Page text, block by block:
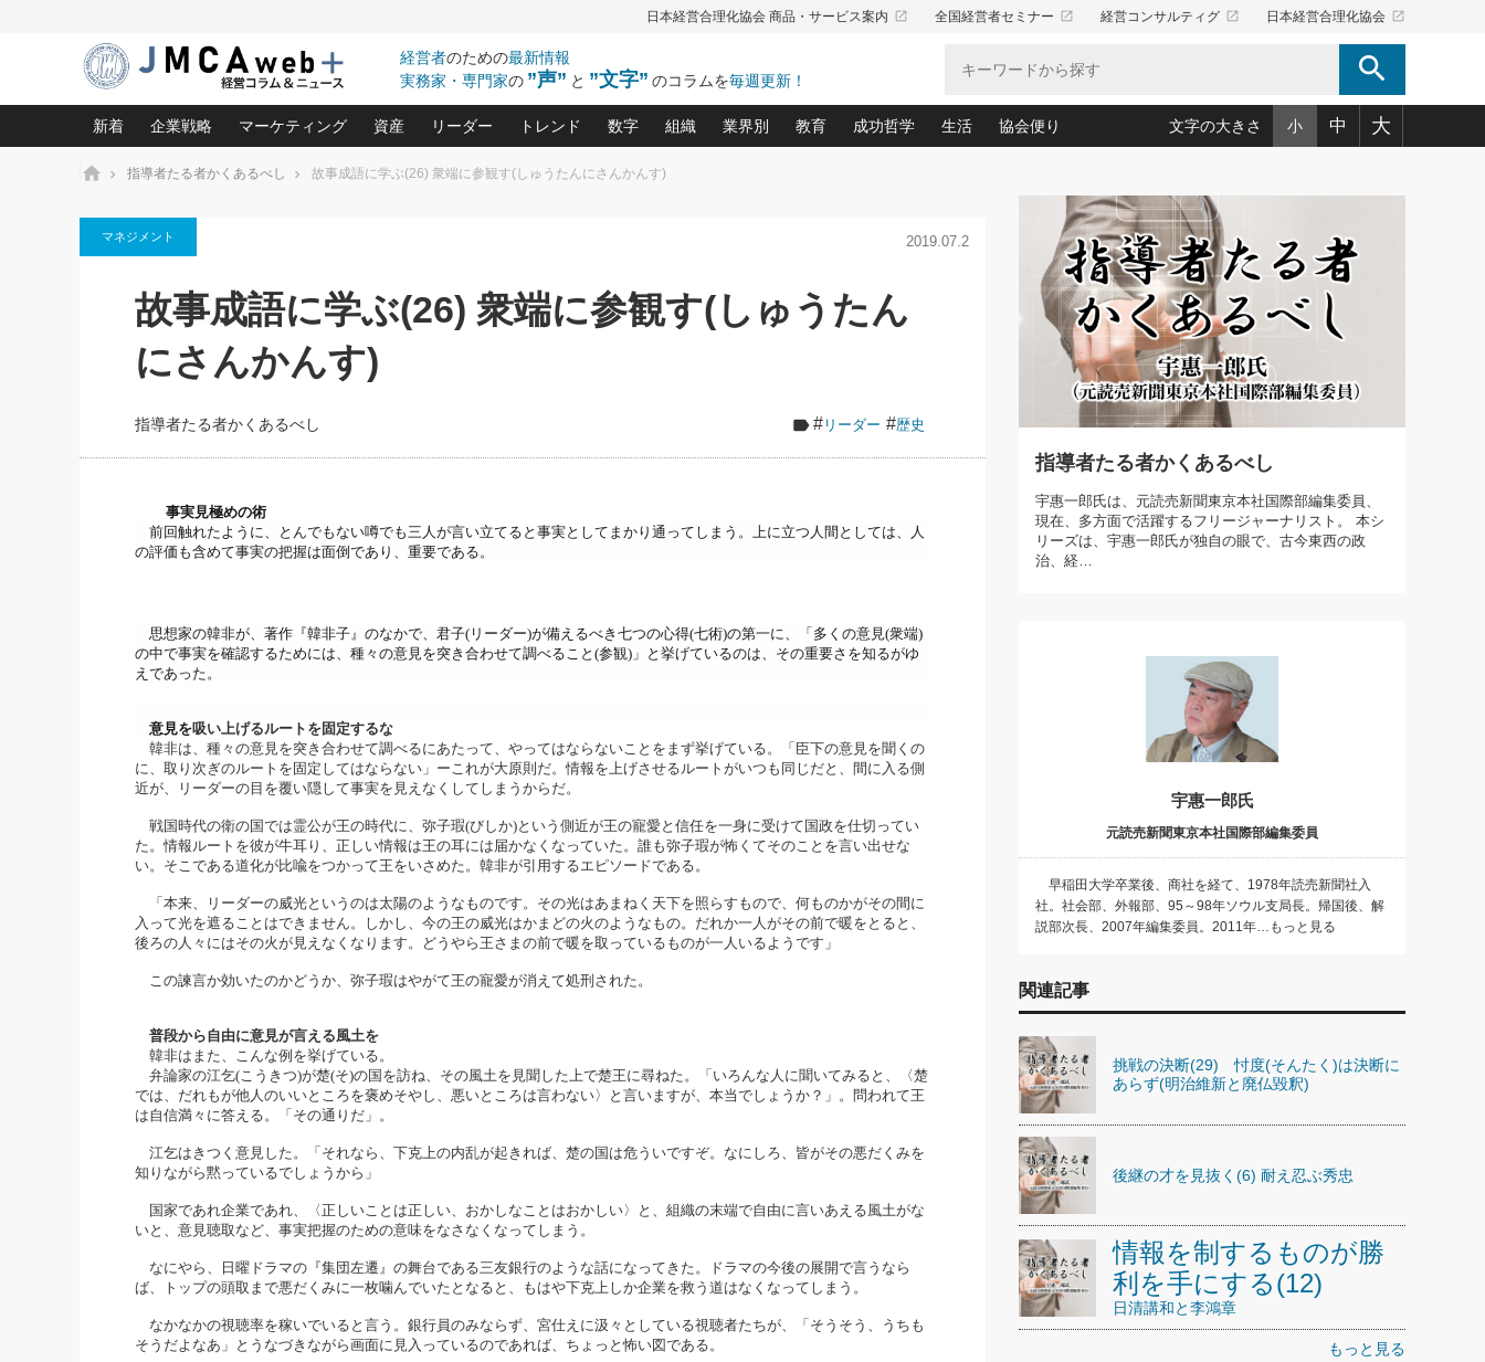
日本経営合理化協会 商品・サービス案内 launch 全国経営者セミナー launch 経営コンサルティグ launch 日本経営合理化協会 launch
経営者のための最新情報
実務家・専門家の ”声” と ”文字” のコラムを毎週更新！ search
新着
2026.08.7
利を勧めてきます！やはり固定
がよいのでしょうか！
2026.08.7
う間にグローバル成長企業に」
FOOD & LIFE COMPANIES
日号）
2026.08.5 2026.08.5
第86回 「言葉狩り」
もっとみる
企業戦略
中小企業の「１位づくり」戦略(96)
利益を最大化する「業務改善」横田尚哉氏(5)
強い会社を築く ビジネス・クリニック(240)
日本レーザー「人を大切にしながら利益を上げる経営」の極意
武器としてのM&A入門(3)
社長のための“儲かる通販”戦略視点(151)
継続経営 百話百行(85)
マーケティング
ロングセラーの玉手箱(9)
大復活＆快進撃！ユニバーサルスタジオジャパンの成功要因と
は(5)
酒井光雄 成功事例に学ぶ繁栄企業のブランド戦略(39)
資産
中国経済の最新動向(204)
事業承継の前に、決めておきたい、知っておきたい、やってお
リーダー
ピョートル・F・グジバチの『経営戦略の新常識』(12)
次もあなたにお願いしたいと思われる「一流の仕事術」(28)
社長の右腕をつくる 人と組織を動かす(200)
酒井英之の社長のビジョン実現道場(10)
トレンド
北村森の「今月のヒット商品」(109)
数字
会社を守り抜くための緊急対策(100)
強い決算書の会社はココが違う！(36)
決算書の“見える化”術(12)
銀行交渉はこうしなさい！(12)
組織
職場の生産性を下げるハラスメントの予防策(10)
賃金決定の定石(68)
顧客・社員・社会から支持される「ウェルビーイング経営入
業界別
大久保一彦の“流行る”お店の仕組みづくり(210)
柿内幸夫─社長のための現場改善(174)
教育
あなただからお願いしたいと思われる 気配りの達人(127)
クレーム対応 実践マニュアル(92)
クレーム対応の新知識と新常識(57)
デキル社員に育てる！ 社員教育の決め手(203)
業績アップにつながる！ワンランク上の手紙・メール術(100)
行動科学マネジメント(5)
成功哲学
中国哲学に学ぶ 不況は会社守成の好機(38)
令和時代の「社長の人間力の磨き方」(86)
先人の名句名言の教え 東洋思想に学ぶ経営学(132)
渡部昇一の「日本の指導者たち」(32)
生活
おのころ心平の ──社長のための「か・ら・だマネジメント」
(50)
デジタルＡＶを味方に！新・仕事術(180)
リーダー脳の鍛え方(32)
ワインを楽しむ基礎レッスン(12)
必読！社長が読むべき今月の4冊(88)
眼と耳で楽しむ読書術(162)
社長の「氣」(30)
米国スポーツ・ビジネスに学ぶ心理学(98)
高橋一喜の『これぞ！"本物の温泉"』(157)
協会便り
「愛読者通信」著者インタビュー(44)
ビジネス見聞録 経営ニュース(100)
作間信司の経営無形庵(けいえいむぎょうあん)(166)
経営セミナー情報局(1)
繁栄への着眼点 牟田太陽(76)
講話を聞いて学ぼう 実学・耳学・磨く「ミミガク」のすすめ
文字の大きさ 小 中 大
ホーム 指導者たる者かくあるべし 故事成語に学ぶ(26) 衆端に参観す(しゅうたんにさんかんす)
マネジメント 2019.07.2
故事成語に学ぶ(26) 衆端に参観す(しゅうたん
にさんかんす)
指導者たる者かくあるべし # リーダー #歴史
事実見極めの術
前回触れたように、
とんでもない噂でも三人が言い立てると事実としてまかり通ってし まう。上に立つ人間としては、
人
の評価も含めて事実の把握は面倒であり、重要である。
思想家の韓非が、著作『韓非子』のなかで、君子(リーダー)が備えるべき七つの心得(七術)の第一に、「多くの意見(衆端)
の中で事実を確認するためには、 種々の意見を突き合わせて調べること(参観)」 と挙げているのは、その重要さを知るがゆ
えであった。
意見を吸い上げるルートを固定するな
韓非は、種々の意見を突き合わせて調べるにあたって、 やってはならないことをまず挙げている。「 臣下の意見を聞くの
に、取り次ぎのルートを固定してはならない」 ーこれが大原則だ。情報を上げさせるルートがいつも同じだと、 間に入る側
近が、
リーダーの目を覆い隠して事実を見えなくしてしまうからだ。
戦国時代の衛の国では霊公が王の時代に、弥子瑕(びしか)という側近が王の寵愛と信任を一身に受けて国政を仕切ってい
た。情報ルートを彼が牛耳り、 正しい情報は王の耳には届かなくなっていた。 誰も弥子瑕が怖くてそのことを言い出せな
い。 そこである道化が比喩をつかって王をいさめた。 韓非が引用するエピソードである。
「本来、リーダーの威光というのは太陽のようなものです。 その光はあまねく天下を照らすもので、 何ものかがその間に
入って光を遮ることはできません。しかし、 今の王の威光はかまどの火のようなもの。 だれか一人がその前で暖をとると、
後ろの人々にはその火が見えなくなります。
どうやら王さまの前で暖を取っているものが一人いるようです」
この諫言か効いたのかどうか、 弥子瑕はやがて王の寵愛が消えて処刑された。
普段から自由に意見が言える風土を
韓非はまた、こんな例を挙げている。
弁論家の江乞(こうきつ)が楚(そ)の国を訪ね、 その風土を見聞した上で楚王に尋ねた。「 いろんな人に聞いてみると、〈楚
では、 だれもが他人のいいところを褒めそやし、悪いところは言わない〉 と言いますが、本当でしょうか？」。 問われて王
は自信満々に答える。「その通りだ」。
江乞はきつく意見した。「それなら、下克上の内乱が起きれば、 楚の国は危ういですぞ。なにしろ、 皆がその悪だくみを
知りながら黙っているでしょうから」
国家であれ企業であれ、〈正しいことは正しい、 おかしなことはおかしい〉と、 組織の末端で自由に言いあえる風土がな
いと、意見聴取など、 事実把握のための意味をなさなくなってしまう。
なにやら、日曜ドラマの『集団左遷』 の舞台である三友銀行のような話になってきた。
ドラマの今後の展開で言うなら
ば、
トップの頭取まで悪だくみに一枚噛んでいたとなると、 もはや下克上しか企業を救う道はなくなってしまう。
なかなかの視聴率を稼いでいると言う。銀行員のみならず、 宮仕えに汲々としている視聴者たちが、「そうそう、
うちも
そうだよなあ」 とうなづきながら画面に見入っているのであれば、 ちょっと怖い図である。
指導者たる者かくあるべし
宇惠一郎氏は、元読売新聞東京本社国際部編集委員、
現在、多方面で活躍するフリージャーナリスト。 本シ
リーズは、宇惠一郎氏が独自の眼で、古今東西の政
治、経…
宇惠一郎氏
元読売新聞東京本社国際部編集委員
早稲田大学卒業後、商社を経て、1978年読売新聞社入
社。社会部、外報部、95～98年ソウル支局長。帰国後、解
説部次長、2007年編集委員。2011年…もっと見る
関連記事
挑戦の決断(29) 忖度(そんたく)は決断に
あらず(明治維新と廃仏毀釈)
後継の才を見抜く(6) 耐え忍ぶ秀忠
情報を制するものが勝
利を手にする(12)
日清講和と李鴻章
もっと見る